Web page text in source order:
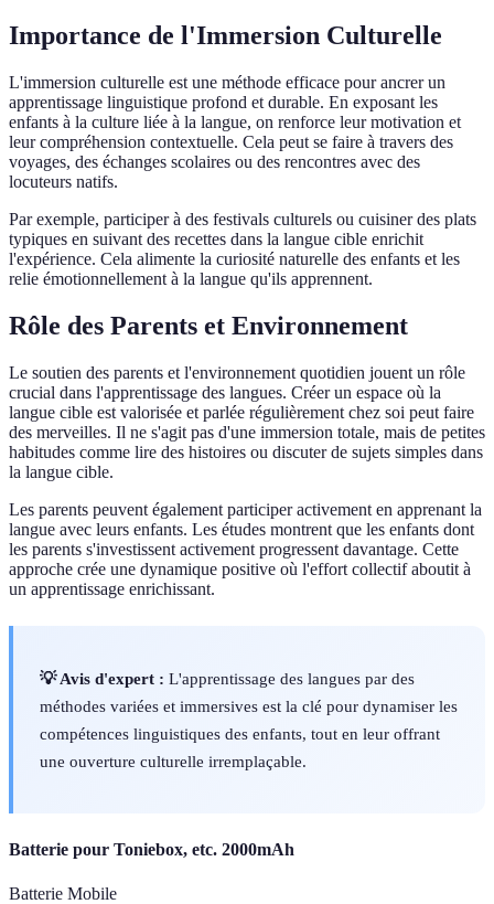
Importance de l'Immersion Culturelle
L'immersion culturelle est une méthode efficace pour ancrer un
apprentissage linguistique profond et durable. En exposant les
enfants à la culture liée à la langue, on renforce leur motivation et
leur compréhension contextuelle. Cela peut se faire à travers des
voyages, des échanges scolaires ou des rencontres avec des
locuteurs natifs.
Par exemple, participer à des festivals culturels ou cuisiner des plats
typiques en suivant des recettes dans la langue cible enrichit
l'expérience. Cela alimente la curiosité naturelle des enfants et les
relie émotionnellement à la langue qu'ils apprennent.
Rôle des Parents et Environnement
Le soutien des parents et l'environnement quotidien jouent un rôle
crucial dans l'apprentissage des langues. Créer un espace où la
langue cible est valorisée et parlée régulièrement chez soi peut faire
des merveilles. Il ne s'agit pas d'une immersion totale, mais de petites
habitudes comme lire des histoires ou discuter de sujets simples dans
la langue cible.
Les parents peuvent également participer activement en apprenant la
langue avec leurs enfants. Les études montrent que les enfants dont
les parents s'investissent activement progressent davantage. Cette
approche crée une dynamique positive où l'effort collectif aboutit à
un apprentissage enrichissant.
💡 Avis d'expert : L'apprentissage des langues par des
méthodes variées et immersives est la clé pour dynamiser les
compétences linguistiques des enfants, tout en leur offrant
une ouverture culturelle irremplaçable.
Batterie pour Toniebox, etc. 2000mAh
Batterie Mobile